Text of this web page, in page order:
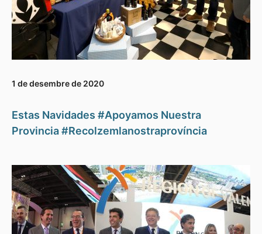
1 de desembre de 2020
Estas Navidades #Apoyamos Nuestra
Provincia #Recolzemlanostraprovíncia